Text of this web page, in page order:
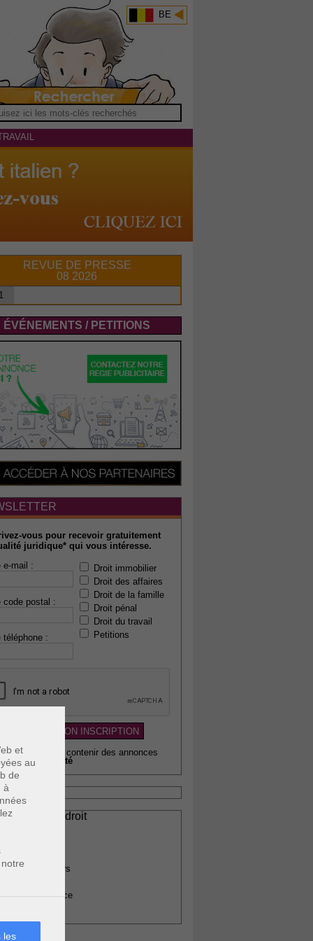
et
au
de
à
les
BE
REVUE DE PRESSE
08 2026
ÉVÉNEMENTS / PETITIONS
vous pour recevoir gratuitement
juridique* qui vous intéresse.
e-mail :
code postal :
téléphone :
Droit immobilier
Droit des affaires
Droit de la famille
Droit pénal
Droit du travail
Petitions
pouvant contenir des annonces
de
qualité
du droit
immobiliers
de justice